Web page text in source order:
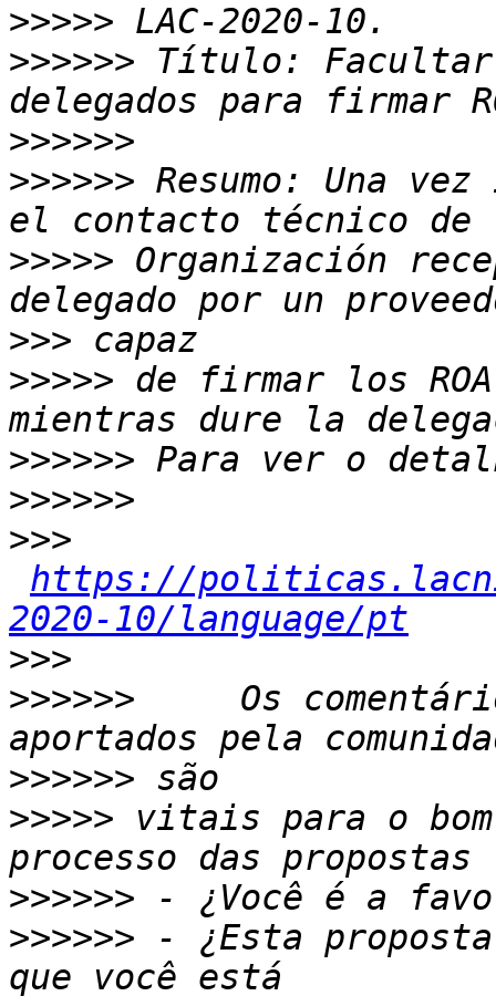
>>>>>
>>>>>> Título: Facultar
>>>>>>
>>>>>> Resumo: Una
>>>>> Organización
>>>
>>>>> de firmar los
>>>>>>
>>>>>>
>>>
https://
2020-10/language/pt
>>>
>>>>>> Os
>>>>>>
>>>>> vitais para o bom
>>>>>>
>>>>>> - ¿Esta